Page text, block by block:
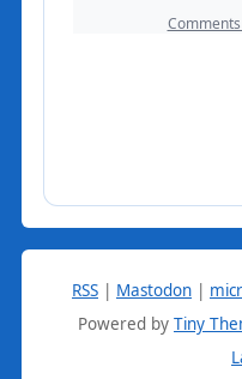
RSS | Mastodon |
Powered by Tiny